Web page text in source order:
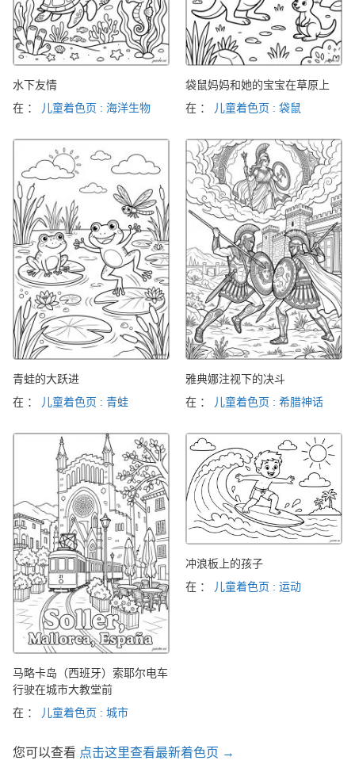
水下友情
在 ：
儿童着色页 : 海洋生物
袋鼠妈妈和她的宝宝在草原上
在 ：
儿童着色页 : 袋鼠
青蛙的大跃进
在 ：
儿童着色页 : 青蛙
雅典娜注视下的决斗
在 ：
儿童着色页 : 希腊神话
马略卡岛（西班牙）索耶尔电车
行驶在城市大教堂前
在 ：
儿童着色页 : 城市
冲浪板上的孩子
在 ：
儿童着色页 : 运动
您可以查看 点击这里查看最新着色页 →